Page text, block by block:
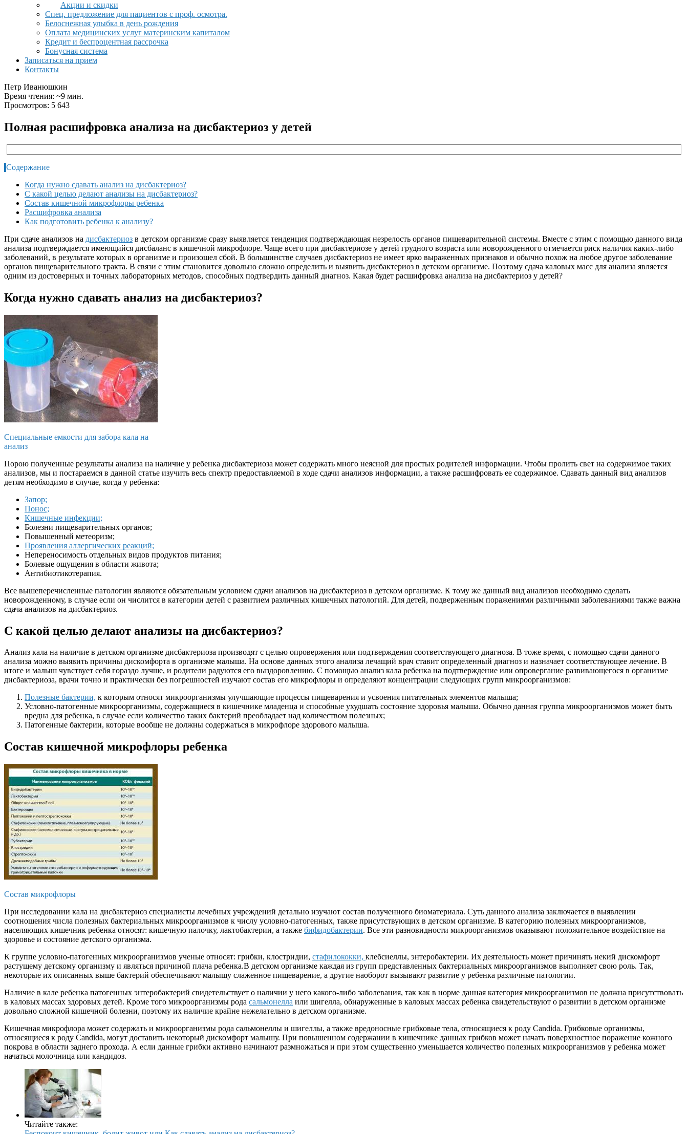
Акции и скидки
Спец. предложение для пациентов с проф. осмотра.
Белоснежная улыбка в день рождения
Оплата медицинских услуг материнским капиталом
Кредит и беспроцентная рассрочка
Бонусная система
Записаться на прием
Контакты
Петр Иванюшкин
Время чтения: ~9 мин.
Просмотров: 5 643
Полная расшифровка анализа на дисбактериоз у детей
Содержание
Когда нужно сдавать анализ на дисбактериоз?
С какой целью делают анализы на дисбактериоз?
Состав кишечной микрофлоры ребенка
Расшифровка анализа
Как подготовить ребенка к анализу?
При сдаче анализов на дисбактериоз в детском организме сразу выявляется тенденция подтверждающая незрелость органов пищеварительной системы. Вместе с этим с помощью данного вида
анализа подтверждается имеющийся дисбаланс в кишечной микрофлоре. Чаще всего при дисбактериозе у детей грудного возраста или новорожденного отмечается риск наличия каких-либо
заболеваний, в результате которых в организме и произошел сбой. В большинстве случаев дисбактериоз не имеет ярко выраженных признаков и обычно похож на любое другое заболевание
органов пищеварительного тракта. В связи с этим становится довольно сложно определить и выявить дисбактериоз в детском организме. Поэтому сдача каловых масс для анализа является
одним из достоверных и точных лабораторных методов, способных подтвердить данный диагноз. Какая будет расшифровка анализа на дисбактериоз у детей?
Когда нужно сдавать анализ на дисбактериоз?
Специальные емкости для забора кала на
анализ
Порою полученные результаты анализа на наличие у ребенка дисбактериоза может содержать много неясной для простых родителей информации. Чтобы пролить свет на содержимое таких
анализов, мы и постараемся в данной статье изучить весь спектр предоставляемой в ходе сдачи анализов информации, а также расшифровать ее содержимое. Сдавать данный вид анализов
детям необходимо в случае, когда у ребенка:
Запор;
Понос;
Кишечные инфекции;
Болезни пищеварительных органов;
Повышенный метеоризм;
Проявления аллергических реакций;
Непереносимость отдельных видов продуктов питания;
Болевые ощущения в области живота;
Антибиотикотерапия.
Все вышеперечисленные патологии являются обязательным условием сдачи анализов на дисбактериоз в детском организме. К тому же данный вид анализов необходимо сделать
новорожденному, в случае если он числится в категории детей с развитием различных кишечных патологий. Для детей, подверженным поражениями различными заболеваниями также важна
сдача анализов на дисбактериоз.
С какой целью делают анализы на дисбактериоз?
Анализ кала на наличие в детском организме дисбактериоза производят с целью опровержения или подтверждения соответствующего диагноза. В тоже время, с помощью сдачи данного
анализа можно выявить причины дискомфорта в организме малыша. На основе данных этого анализа лечащий врач ставит определенный диагноз и назначает соответствующее лечение. В
итоге и малыш чувствует себя гораздо лучше, и родители радуются его выздоровлению. С помощью анализ кала ребенка на подтверждение или опровергание развивающегося в организме
дисбактериоза, врачи точно и практически без погрешностей изучают состав его микрофлоры и определяют концентрации следующих групп микроорганизмов:
Полезные бактерии, к которым относят микроорганизмы улучшающие процессы пищеварения и усвоения питательных элементов малыша;
Условно-патогенные микроорганизмы, содержащиеся в кишечнике младенца и способные ухудшать состояние здоровья малыша. Обычно данная группа микроорганизмов может быть
вредна для ребенка, в случае если количество таких бактерий преобладает над количеством полезных;
Патогенные бактерии, которые вообще не должны содержаться в микрофлоре здорового малыша.
Состав кишечной микрофлоры ребенка
Состав микрофлоры
При исследовании кала на дисбактериоз специалисты лечебных учреждений детально изучают состав полученного биоматериала. Суть данного анализа заключается в выявлении
соотношения числа полезных бактериальных микроорганизмов к числу условно-патогенных, также присутствующих в детском организме. В категорию полезных микроорганизмов,
населяющих кишечник ребенка относят: кишечную палочку, лактобактерии, а также бифидобактерии. Все эти разновидности микроорганизмов оказывают положительное воздействие на
здоровье и состояние детского организма.
К группе условно-патогенных микроорганизмов ученые относят: грибки, клостридии, стафилококки, клебсиеллы, энтеробактерии. Их деятельность может причинять некий дискомфорт
растущему детскому организму и являться причиной плача ребенка.В детском организме каждая из групп представленных бактериальных микроорганизмов выполняет свою роль. Так,
некоторые их описанных выше бактерий обеспечивают малышу слаженное пищеварение, а другие наоборот вызывают развитие у ребенка различные патологии.
Наличие в кале ребенка патогенных энтеробактерий свидетельствует о наличии у него какого-либо заболевания, так как в норме данная категория микроорганизмов не должна присутствовать
в каловых массах здоровых детей. Кроме того микроорганизмы рода сальмонелла или шигелла, обнаруженные в каловых массах ребенка свидетельствуют о развитии в детском организме
довольно сложной кишечной болезни, поэтому их наличие крайне нежелательно в детском организме.
Кишечная микрофлора может содержать и микроорганизмы рода сальмонеллы и шигеллы, а также вредоносные грибковые тела, относящиеся к роду Candida. Грибковые организмы,
относящиеся к роду Сandida, могут доставить некоторый дискомфорт малышу. При повышенном содержании в кишечнике данных грибков может начать поверхностное поражение кожного
покрова в области заднего прохода. А если данные грибки активно начинают размножаться и при этом существенно уменьшается количество полезных микроорганизмов у ребенка может
начаться молочница или кандидоз.
Читайте также: